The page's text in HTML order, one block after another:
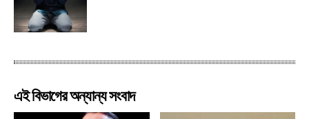
এই বিভাগের অন্যান্য সংবাদ